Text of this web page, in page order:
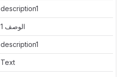
description1
الوصف 1
description1
Text